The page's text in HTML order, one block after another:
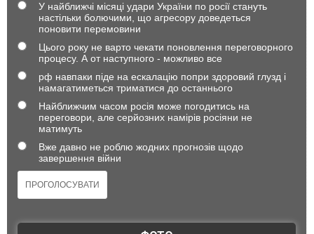
У найближчі місяці удари України по росії стануть
настільки болючими, що агресору доведеться
поновити перемовини
Цього року не варто чекати поновлення переговорного
процесу. А от наступного - можливо все
рф навпаки піде на ескалацію попри здоровий глузд і
намагатиметься триматися до останнього
Найближчим часом росія може погодитись на
переговори, але серйозних намірів росіяни не
матимуть
Вже давно не роблю жодних прогнозів щодо
завершення війни